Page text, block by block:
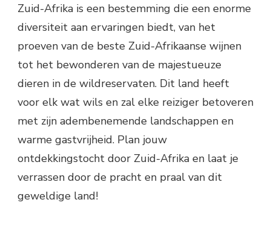
Zuid-Afrika is een bestemming die een enorme
diversiteit aan ervaringen biedt, van het
proeven van de beste Zuid-Afrikaanse wijnen
tot het bewonderen van de majestueuze
dieren in de wildreservaten. Dit land heeft
voor elk wat wils en zal elke reiziger betoveren
met zijn adembenemende landschappen en
warme gastvrijheid. Plan jouw
ontdekkingstocht door Zuid-Afrika en laat je
verrassen door de pracht en praal van dit
geweldige land!